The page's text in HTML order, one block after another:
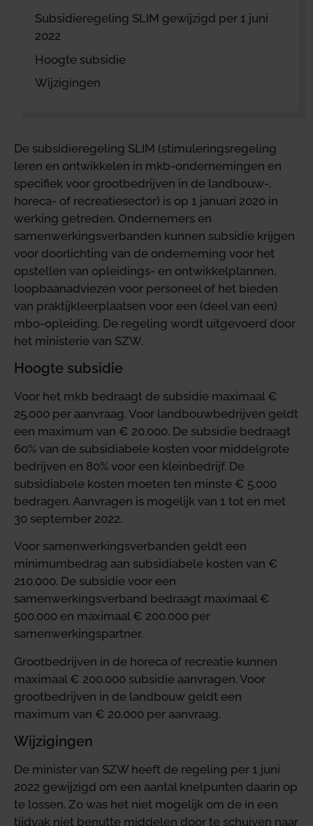
Subsidieregeling SLIM gewijzigd per 1 juni
2022
Hoogte subsidie
Wijzigingen
De subsidieregeling SLIM (stimuleringsregeling
leren en ontwikkelen in mkb-ondernemingen en
specifiek voor grootbedrijven in de landbouw-,
horeca- of recreatiesector) is op 1 januari 2020 in
werking getreden. Ondernemers en
samenwerkingsverbanden kunnen subsidie krijgen
voor doorlichting van de onderneming voor het
opstellen van opleidings- en ontwikkelplannen,
loopbaanadviezen voor personeel of het bieden
van praktijkleerplaatsen voor een (deel van een)
mbo-opleiding. De regeling wordt uitgevoerd door
het ministerie van SZW.
Hoogte subsidie
Voor het mkb bedraagt de subsidie maximaal €
25.000 per aanvraag. Voor landbouwbedrijven geldt
een maximum van € 20.000. De subsidie bedraagt
60% van de subsidiabele kosten voor middelgrote
bedrijven en 80% voor een kleinbedrijf. De
subsidiabele kosten moeten ten minste € 5.000
bedragen. Aanvragen is mogelijk van 1 tot en met
30 september 2022.
Voor samenwerkingsverbanden geldt een
minimumbedrag aan subsidiabele kosten van €
210.000. De subsidie voor een
samenwerkingsverband bedraagt maximaal €
500.000 en maximaal € 200.000 per
samenwerkingspartner.
Grootbedrijven in de horeca of recreatie kunnen
maximaal € 200.000 subsidie aanvragen. Voor
grootbedrijven in de landbouw geldt een
maximum van € 20.000 per aanvraag.
Wijzigingen
De minister van SZW heeft de regeling per 1 juni
2022 gewijzigd om een aantal knelpunten daarin op
te lossen. Zo was het niet mogelijk om de in een
tijdvak niet benutte middelen door te schuiven naar